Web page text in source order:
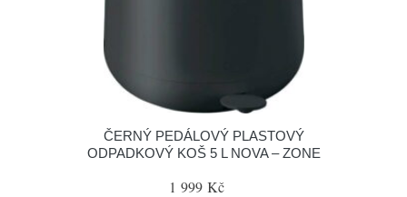
ČERNÝ PEDÁLOVÝ PLASTOVÝ
ODPADKOVÝ KOŠ 5 L NOVA – ZONE
1 999 Kč